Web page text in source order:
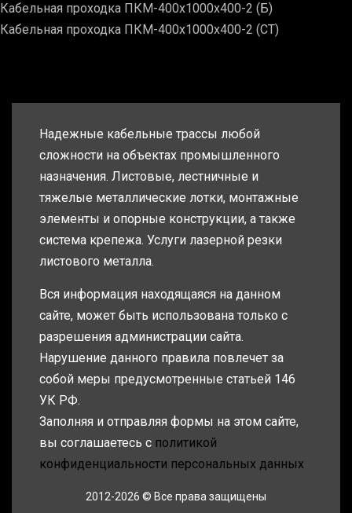
Кабельная проходка ПКМ-400х1000х400-2 (Б)
Кабельная проходка ПКМ-400х1000х400-2 (СТ)
Надежные кабельные трассы любой
сложности на объектах промышленного
назначения. Листовые, лестничные и
тяжелые металлические лотки, монтажные
элементы и опорные конструкции, а также
система крепежа. Услуги лазерной резки
листового металла.
Вся информация находящаяся на данном
сайте, может быть использована только с
разрешения администрации сайта.
Нарушение данного правила повлечет за
собой меры предусмотренные статьей 146
УК РФ.
Заполняя и отправляя формы на этом сайте,
вы соглашаетесь с политикой
конфиденциальности персональных данных
2012-2026 © Все права защищены